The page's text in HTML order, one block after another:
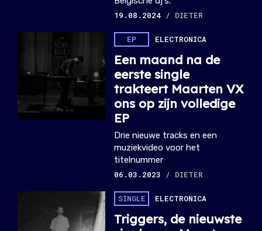
19.08.2024 / DIETER
EP ELECTRONICA
Een maand na de
eerste single
trakteert Maarten VX
ons op zijn volledige
EP
Drie nieuwe tracks en een
muziekvideo voor het
titelnummer
06.03.2023
/ DIETER
SINGLE ELECTRONICA
Triggers, de nieuwste